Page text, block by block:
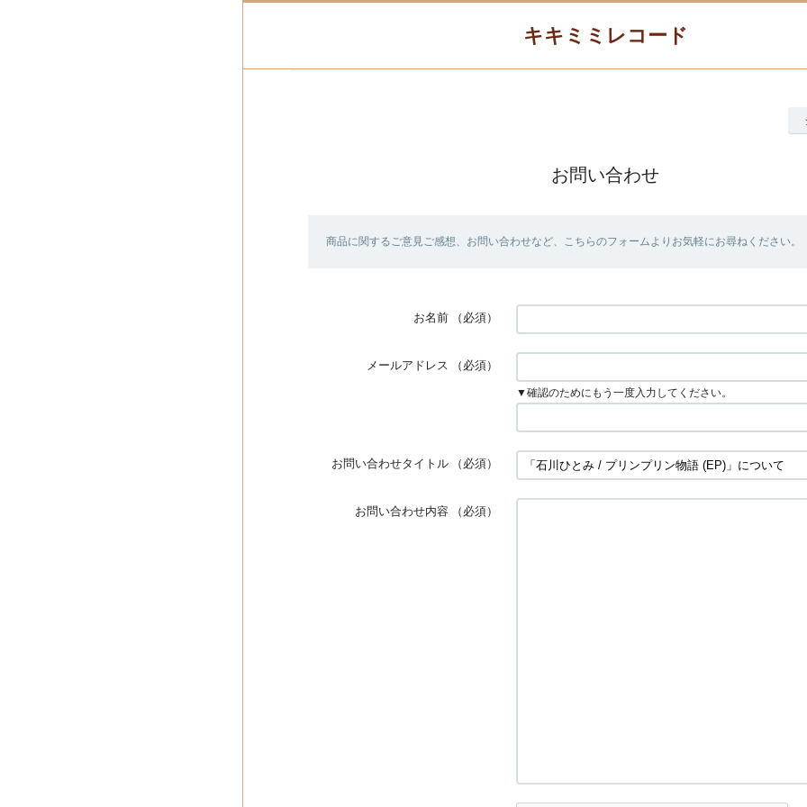
キキミミレコード
お問い合わせ
商品に関するご意見ご感想、お問い合わせなど、こちらのフォームよりお気軽にお尋ねください。
お名前 （必須）
メールアドレス （必須）
▼確認のためにもう一度入力してください。
お問い合わせタイトル （必須）
お問い合わせ内容 （必須）